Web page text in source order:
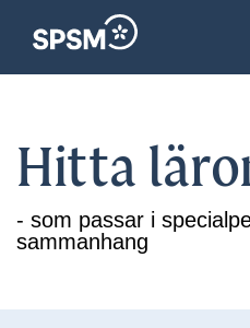
Hitta
- som passar i
sammanhang